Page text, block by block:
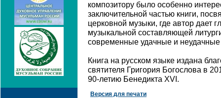
композитору было особенно
заключительной частью книги,
церковной музыки, где автор дает
музыкальной составляющей
современные удачные и неудачные
Книга на русском языке издана
святителя Григория Богослова в
90-летию Бенедикта XVI.
Версия для печати